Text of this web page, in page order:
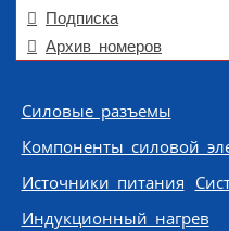
Подписка
Архив номеров
Skip to content
Силовые разъемы
Компоненты силовой
Источники питания
Индукционный нагрев